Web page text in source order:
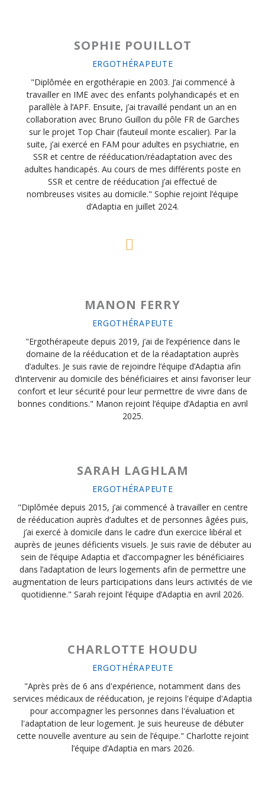
SOPHIE POUILLOT
ERGOTHÉRAPEUTE
"Diplômée en ergothérapie en 2003. J’ai commencé à
travailler en IME avec des enfants polyhandicapés et en
parallèle à l’APF. Ensuite, j’ai travaillé pendant un an en
collaboration avec Bruno Guillon du pôle FR de Garches
sur le projet Top Chair (fauteuil monte escalier). Par la
suite, j’ai exercé en FAM pour adultes en psychiatrie, en
SSR et centre de rééducation/réadaptation avec des
adultes handicapés. Au cours de mes différents poste en
SSR et centre de rééducation j’ai effectué de
nombreuses visites au domicile." Sophie rejoint l’équipe
d’Adaptia en juillet 2024.
MANON FERRY
ERGOTHÉRAPEUTE
"Ergothérapeute depuis 2019, j’ai de l’expérience dans le
domaine de la rééducation et de la réadaptation auprès
d’adultes. Je suis ravie de rejoindre l’équipe d’Adaptia afin
d’intervenir au domicile des bénéficiaires et ainsi favoriser leur
confort et leur sécurité pour leur permettre de vivre dans de
bonnes conditions." Manon rejoint l’équipe d’Adaptia en avril
2025.
SARAH LAGHLAM
ERGOTHÉRAPEUTE
"Diplômée depuis 2015, j’ai commencé à travailler en centre
de rééducation auprès d’adultes et de personnes âgées puis,
j’ai exercé à domicile dans le cadre d’un exercice libéral et
auprès de jeunes déficients visuels. Je suis ravie de débuter au
sein de l’équipe Adaptia et d’accompagner les bénéficiaires
dans l’adaptation de leurs logements afin de permettre une
augmentation de leurs participations dans leurs activités de vie
quotidienne." Sarah rejoint l’équipe d’Adaptia en avril 2026.
CHARLOTTE HOUDU
ERGOTHÉRAPEUTE
"Après près de 6 ans d'expérience, notamment dans des
services médicaux de rééducation, je rejoins l'équipe d'Adaptia
pour accompagner les personnes dans l'évaluation et
l'adaptation de leur logement. Je suis heureuse de débuter
cette nouvelle aventure au sein de l’équipe." Charlotte rejoint
l’équipe d’Adaptia en mars 2026.